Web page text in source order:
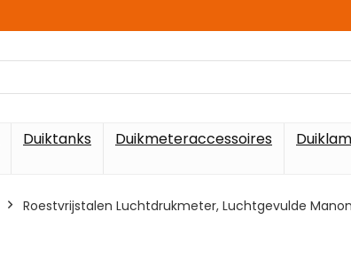
Duiktanks Duikmeteraccessoires
Roestvrijstalen Luchtdrukmeter, Luchtgevulde